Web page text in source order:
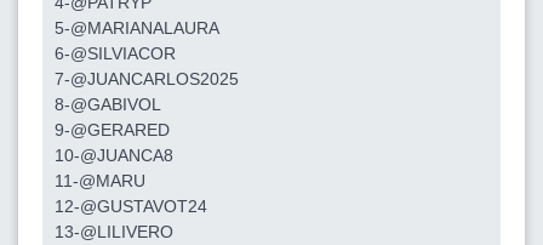
5-@MARIANALAURA
6-@SILVIACOR
7-@JUANCARLOS2025
8-@GABIVOL
9-@GERARED
10-@JUANCA8
11-@MARU
12-@GUSTAVOT24
13-@LILIVERO